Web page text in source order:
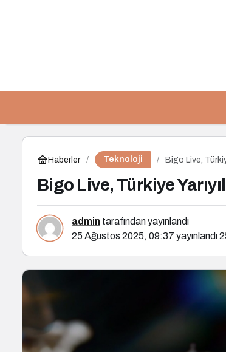
Haberler Teknoloji Bigo Live,
Bigo Live, Türkiye
admin tarafından yayınlandı
25 Ağustos 2025, 09:37 yayınlandı